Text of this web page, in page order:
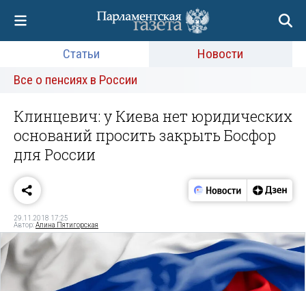
Статьи
Новости
Все о пенсиях в России
Клинцевич: у Киева нет юридических
оснований просить закрыть Босфор
для России
29.11.2018 17:25
Автор:Алина Пятигорская